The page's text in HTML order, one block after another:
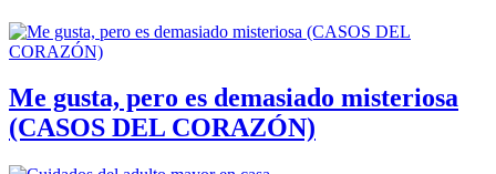
Me gusta, pero es demasiado misteriosa
(CASOS DEL CORAZÓN)